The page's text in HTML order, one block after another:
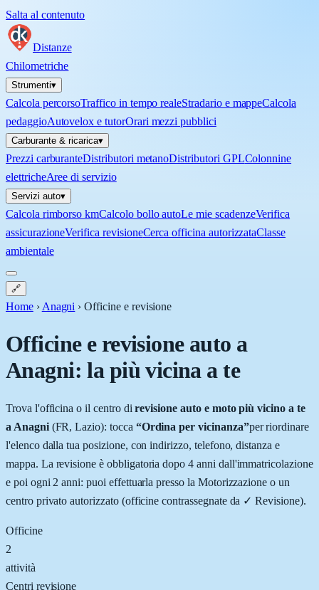
Salta al contenuto
Distanze
Chilometriche
Strumenti▾
Calcola percorsoTraffico in tempo realeStradario e mappeCalcola
pedaggioAutovelox e tutorOrari mezzi pubblici
Carburante & ricarica▾
Prezzi carburanteDistributori metanoDistributori GPLColonnine
elettricheAree di servizio
Servizi auto▾
Calcola rimborso kmCalcolo bollo autoLe mie scadenzeVerifica
assicurazioneVerifica revisioneCerca officina autorizzataClasse
ambientale
🔗
Home› Anagni › Officine e revisione
Officine e revisione auto a
Anagni: la più vicina a te
Trova l'officina o il centro di revisione auto e moto più vicino a te
a Anagni(FR,Lazio): tocca “Ordina per vicinanza”per riordinare
l'elenco dalla tua posizione, con indirizzo, telefono, distanza e
mappa. La revisione è obbligatoria dopo 4 anni dall'immatricolazione
e poi ogni 2 anni: puoi effettuarla presso la Motorizzazione o un
centro privato autorizzato (officine contrassegnate da ✓ Revisione).
Officine
2
attività
Centri revisione